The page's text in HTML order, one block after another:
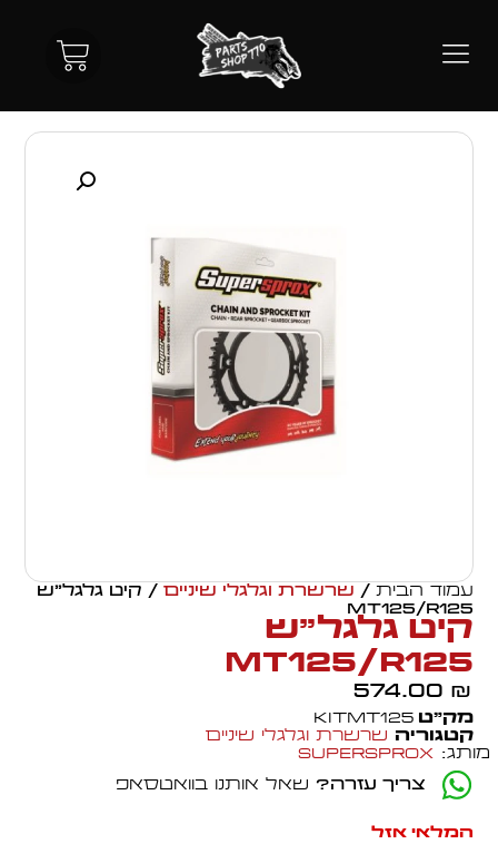
עמוד הבית / שרשרת וגלגלי שיניים / קיט גלגל"ש
MT125/R125
קיט גלגל"ש
MT125/R125
574.00 ₪
מק״טKITMT125
קטגוריה שרשרת וגלגלי שיניים
מותג:Supersprox
צריך עזרה? שאל אותנו בוואטסאפ
המלאי אזל